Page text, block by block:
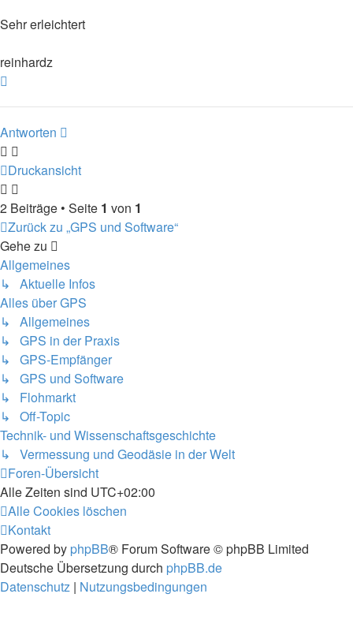
Sehr erleichtert
reinhardz
Antworten
Druckansicht
2 Beiträge • Seite 1 von 1
Zurück zu „GPS und Software“
Gehe zu
Allgemeines
↳ Aktuelle Infos
Alles über GPS
↳ Allgemeines
↳ GPS in der Praxis
↳ GPS-Empfänger
↳ GPS und Software
↳ Flohmarkt
↳ Off-Topic
Technik- und Wissenschaftsgeschichte
↳ Vermessung und Geodäsie in der Welt
Foren-Übersicht
Alle Zeiten sind UTC+02:00
Alle Cookies löschen
Kontakt
Powered by phpBB® Forum Software © phpBB Limited
Deutsche Übersetzung durch phpBB.de
Datenschutz | Nutzungsbedingungen